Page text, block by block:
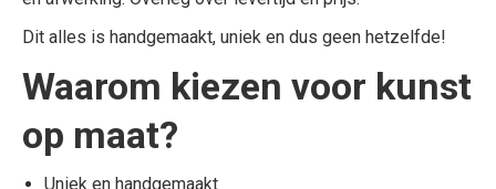
Dit alles is handgemaakt, uniek en dus geen hetzelfde!
Waarom kiezen voor kunst
op maat?
Uniek en handgemaakt